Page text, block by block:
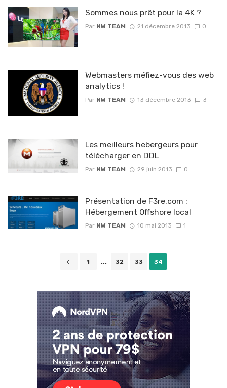
Sommes nous prêt pour la 4K ?
Par NW TEAM 21 décembre 2013 0
Webmasters méfiez-vous des web
analytics !
Par NW TEAM 13 décembre 2013 3
Les meilleurs hebergeurs pour
télécharger en DDL
Par NW TEAM 29 juin 2013 0
Présentation de F3re.com :
Hébergement Offshore local
Par NW TEAM 10 mai 2013 1
1 ... 32 33 34